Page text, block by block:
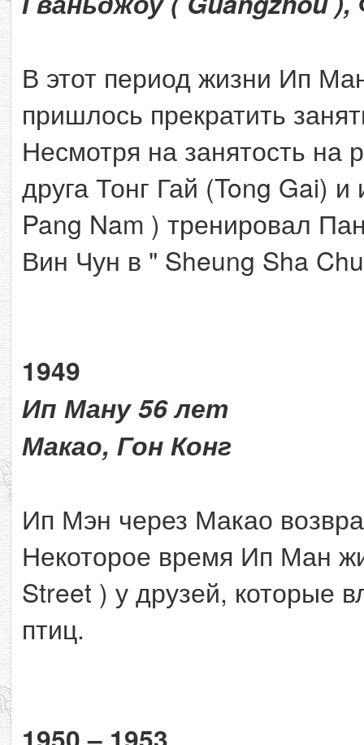
В этот период жизни Ип
пришлось прекратить
Несмотря на занятость на
друга Тонг Гай (Tong Gai)
Pang Nam ) тренировал
Вин Чун в " Sheung Sha
1949
Ип Ману 56 лет
Макао, Гон Конг
Ип Мэн через Макао
Некоторое время Ип Ман
Street ) у друзей, которые
птиц.